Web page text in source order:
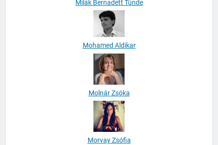
Milák Bernadett Tünde
Mohamed Aldikar
Molnár Zsóka
Morvay Zsófia